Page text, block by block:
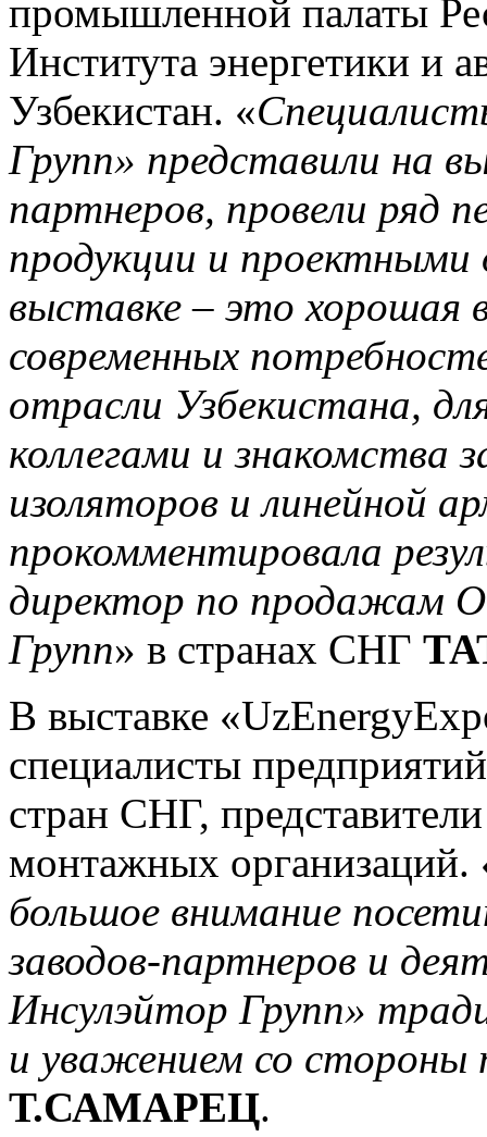
промышленной палаты
Института энергетики и
Узбекистан. «
Групп» представили на
партнеров, провели ряд
продукции и проектными
выставке – это хорошая
современных
отрасли Узбекистана,
коллегами и знакомства
изоляторов и линейной
прокомментировала
директор по продажам
Групп» в странах СНГ
В выставке
специалисты
стран СНГ,
монтажных организаций.
большое внимание
заводов-партнеров и
Инсулэйтор Групп»
и уважением со стороны
Т.САМАРЕЦ.